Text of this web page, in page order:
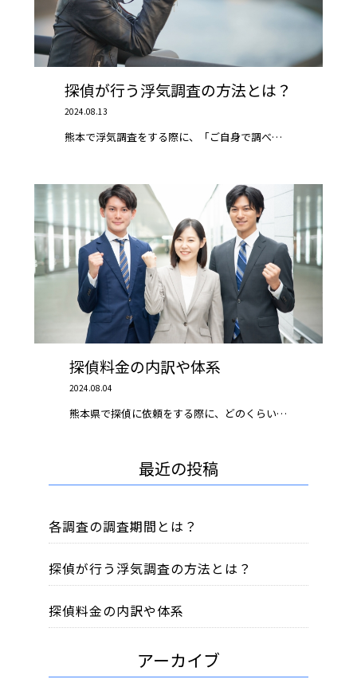
探偵が行う浮気調査の方法とは？
2024.08.13
熊本で浮気調査をする際に、「ご自身で調べ…
探偵料金の内訳や体系
2024.08.04
熊本県で探偵に依頼をする際に、どのくらい…
最近の投稿
各調査の調査期間とは？
探偵が行う浮気調査の方法とは？
探偵料金の内訳や体系
アーカイブ